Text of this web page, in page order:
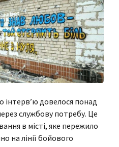
довелося понад
службову потребу. Це
в місті, яке пережило
на лінії бойового